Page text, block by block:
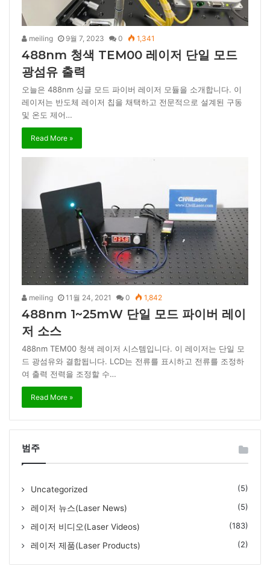
meiling 9월 7, 2023 0 1,341
488nm 청색 TEM00 레이저 단일 모드
광섬유 출력
오늘은 488nm 싱글 모드 파이버 레이저 모듈을 소개합니다. 이
레이저는 반도체 레이저 칩을 채택하고 전문적으로 설계된 구동
및 온도 제어…
Read More »
meiling 11월 24, 2021 0 1,842
488nm 1~25mW 단일 모드 파이버 레이
저 소스
488nm TEM00 청색 레이저 시스템입니다. 이 레이저는 단일 모
드 광섬유와 결합됩니다. LCD는 전류를 표시하고 전류를 조정하
여 출력 전력을 조정할 수…
Read More »
범주
Uncategorized (5)
레이저 뉴스(Laser News) (5)
레이저 비디오(Laser Videos) (183)
레이저 제품(Laser Products) (2)